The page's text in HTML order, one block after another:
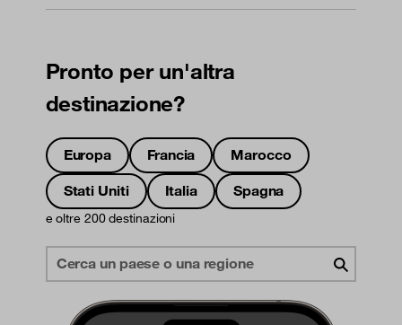
Pronto per un'altra
destinazione?
Europa Francia
Marocco
Stati Uniti
Italia Spagna
e oltre 200 destinazioni